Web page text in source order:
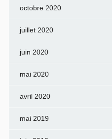
octobre 2020
juillet 2020
juin 2020
mai 2020
avril 2020
mai 2019